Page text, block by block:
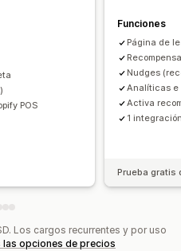
POS
Funciones
Página de
Nudges
Analíticas e
Activa
1
Prueba gratis
Los cargos recurrentes y por uso
las opciones de precios